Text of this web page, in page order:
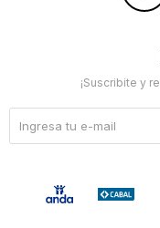
¡Suscribite y